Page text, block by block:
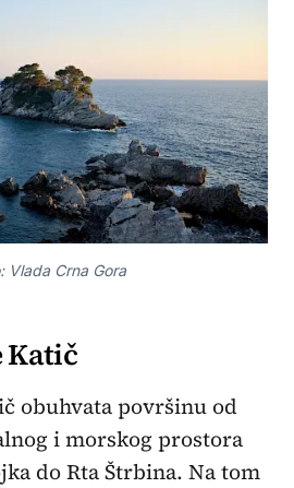
Vlada Crna Gora
Katič
obuhvata površinu od
i morskog prostora
do Rta Štrbina. Na tom